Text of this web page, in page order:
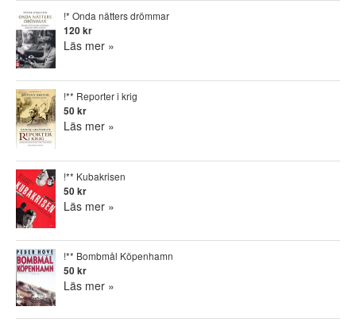
!* Onda nätters drömmar
120 kr
Läs mer »
!** Reporter i krig
50 kr
Läs mer »
!** Kubakrisen
50 kr
Läs mer »
!** Bombmål Köpenhamn
50 kr
Läs mer »